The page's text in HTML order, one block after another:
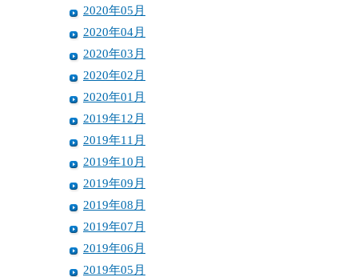
2020年05月
2020年04月
2020年03月
2020年02月
2020年01月
2019年12月
2019年11月
2019年10月
2019年09月
2019年08月
2019年07月
2019年06月
2019年05月